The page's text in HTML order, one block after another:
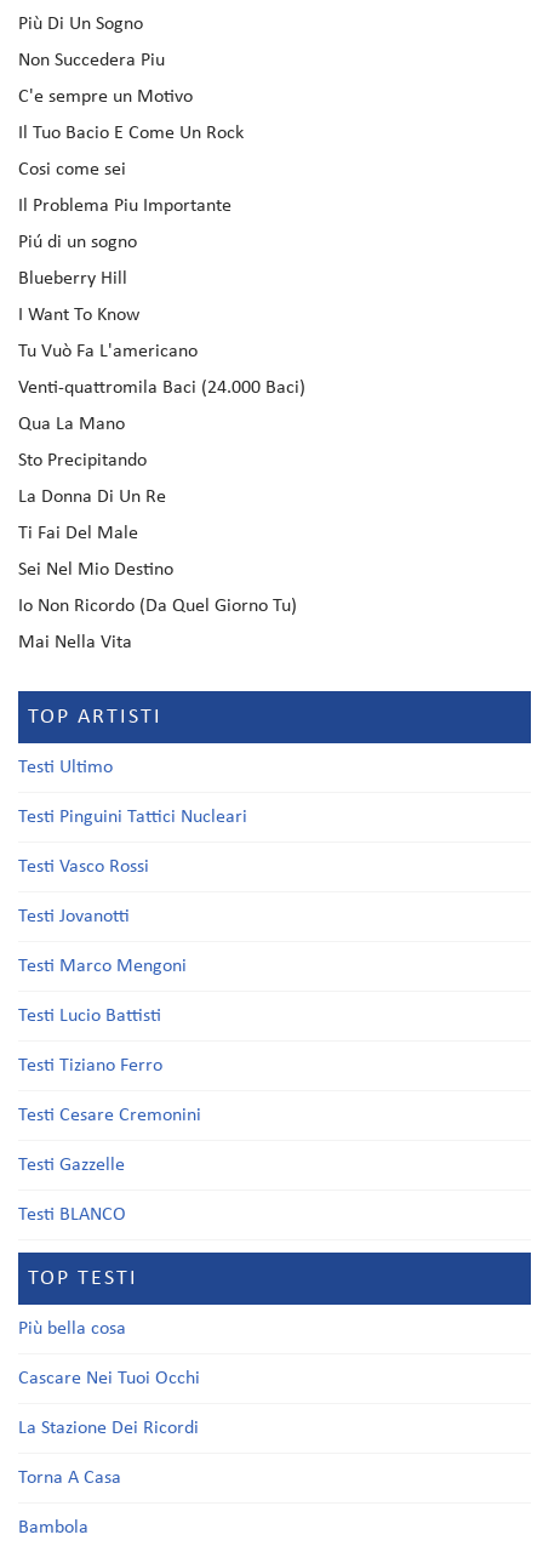
Più Di Un Sogno
Non Succedera Piu
C'e sempre un Motivo
Il Tuo Bacio E Come Un Rock
Cosi come sei
Il Problema Piu Importante
Piú di un sogno
Blueberry Hill
I Want To Know
Tu Vuò Fa L'americano
Venti-quattromila Baci (24.000 Baci)
Qua La Mano
Sto Precipitando
La Donna Di Un Re
Ti Fai Del Male
Sei Nel Mio Destino
Io Non Ricordo (Da Quel Giorno Tu)
Mai Nella Vita
TOP ARTISTI
Testi Ultimo
Testi Pinguini Tattici Nucleari
Testi Vasco Rossi
Testi Jovanotti
Testi Marco Mengoni
Testi Lucio Battisti
Testi Tiziano Ferro
Testi Cesare Cremonini
Testi Gazzelle
Testi BLANCO
TOP TESTI
Più bella cosa
Cascare Nei Tuoi Occhi
La Stazione Dei Ricordi
Torna A Casa
Bambola